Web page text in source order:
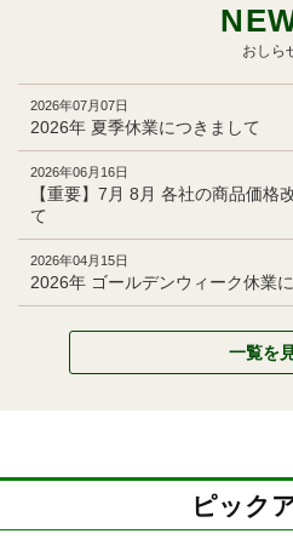
おしら
2026年07月07日
2026年 夏季休業につきまして
2026年06月16日
【重要】7月 8月 各社の商品価格
て
2026年04月15日
2026年 ゴールデンウィーク休業
一覧を
ピック